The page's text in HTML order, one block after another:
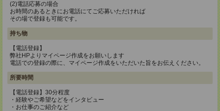
(2)電話応募の場合
お時間のあるときにお電話にてご応募いただければ
その場で登録も可能です。
持ち物
【電話登録】
弊社HPよりマイページ作成をお願いします
電話での登録の際に、マイページ作成をいただいた旨をお伝えください。
所要時間
【電話登録】30分程度
・経験やご希望などをインタビュー
・お仕事のご紹介など